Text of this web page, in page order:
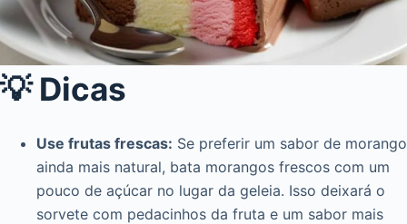
💡 Dicas
Use frutas frescas: Se preferir um sabor de morango
ainda mais natural, bata morangos frescos com um
pouco de açúcar no lugar da geleia. Isso deixará o
sorvete com pedacinhos da fruta e um sabor mais